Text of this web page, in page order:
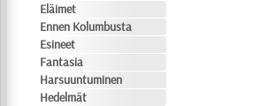
Eläimet
Ennen Kolumbusta
Esineet
Fantasia
Harsuuntuminen
Hedelmät